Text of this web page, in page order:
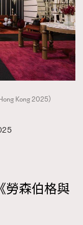
Kong 2025）
勞森伯格與